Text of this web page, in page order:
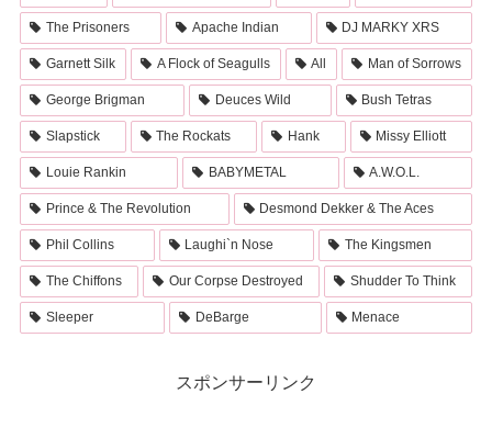
The Prisoners Apache Indian DJ MARKY XRS
Garnett Silk A Flock of Seagulls All Man of Sorrows
George Brigman Deuces Wild Bush Tetras
Slapstick The Rockats Hank Missy Elliott
Louie Rankin BABYMETAL A.W.O.L.
Prince & The Revolution Desmond Dekker & The Aces
Phil Collins Laughi`n Nose The Kingsmen
The Chiffons Our Corpse Destroyed Shudder To Think
Sleeper DeBarge Menace
スポンサーリンク